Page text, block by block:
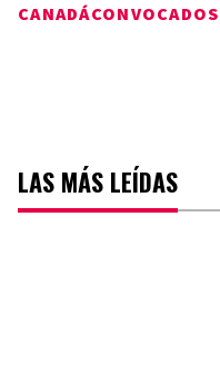
CANADÁCONVOCADOS
LAS MÁS LEÍDAS